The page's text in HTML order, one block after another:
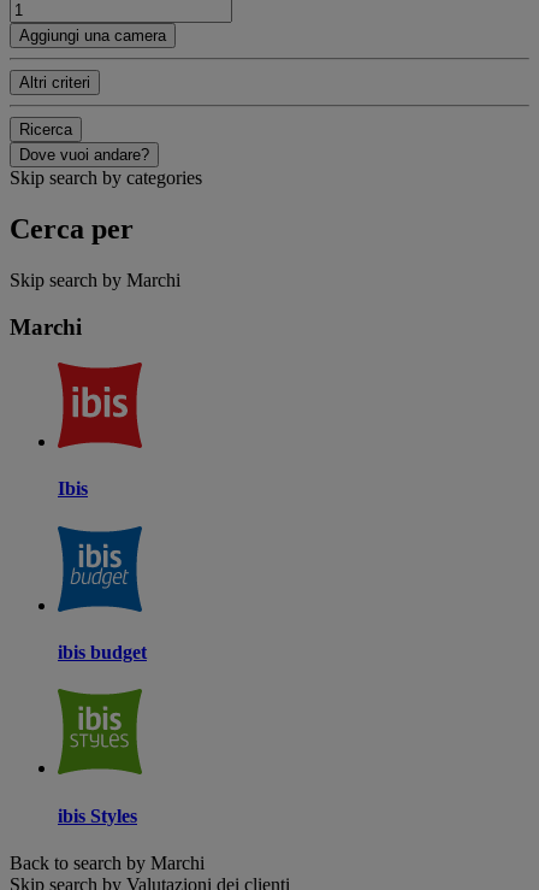
Aggiungi una camera
Altri criteri
Ricerca
Dove vuoi andare?
Skip search by categories
Cerca per
Skip search by Marchi
Marchi
Ibis
ibis budget
ibis Styles
Back to search by Marchi
Skip search by Valutazioni dei clienti